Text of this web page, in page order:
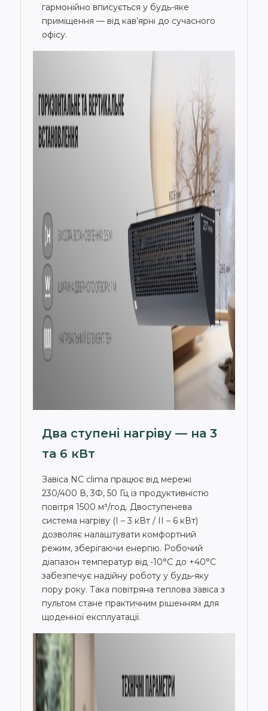
гармонійно вписується у будь-яке
приміщення — від кав’ярні до сучасного
офісу.
Два ступені нагріву — на 3
та 6 кВт
Завіса NC clima працює від мережі
230/400 В, 3Ф, 50 Гц із продуктивністю
повітря 1500 м³/год. Двоступенева
система нагріву (І – 3 кВт / ІІ – 6 кВт)
дозволяє налаштувати комфортний
режим, зберігаючи енергію. Робочий
діапазон температур від -10°С до +40°С
забезпечує надійну роботу у будь-яку
пору року. Така повітряна теплова завіса з
пультом стане практичним рішенням для
щоденної експлуатації.